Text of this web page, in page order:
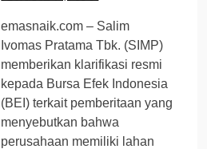
emasnaik.com – Salim
Ivomas Pratama Tbk. (SIMP)
memberikan klarifikasi resmi
kepada Bursa Efek Indonesia
(BEI) terkait pemberitaan yang
menyebutkan bahwa
perusahaan memiliki lahan